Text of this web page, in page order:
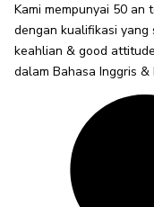
Kami mempunyai 50 an
dengan kualifikasi
keahlian & good
dalam Bahasa Inggris &